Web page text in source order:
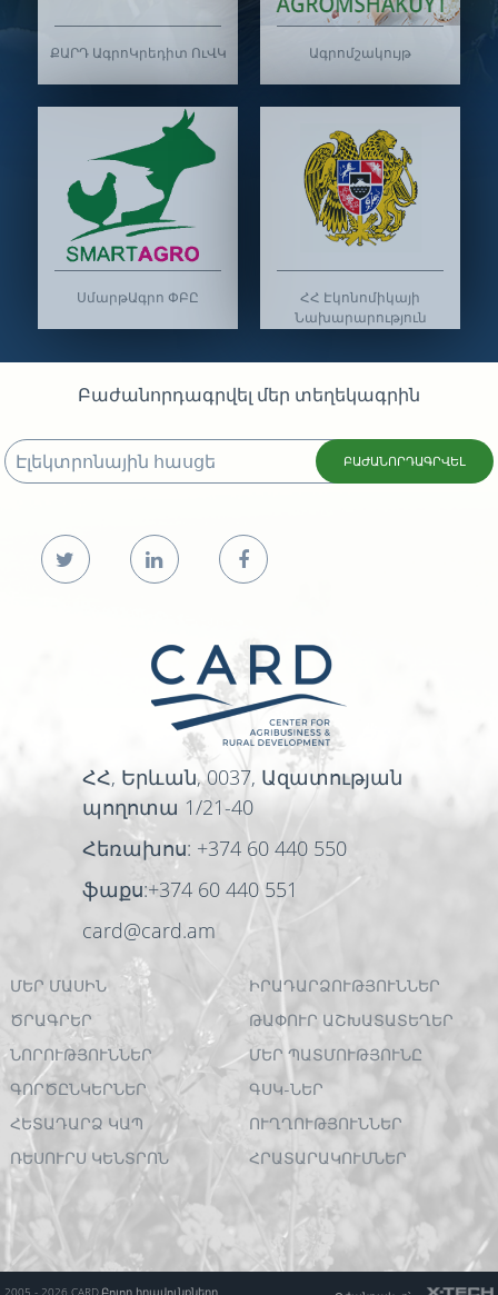
ՔԱՐԴ ԱգրոԿրեդիտ ՈւՎԿ Ագրոմշակույթ
ՍմարթԱգրո ՓԲԸ
ՀՀ Էկոնոմիկայի
Նախարարություն
Բաժանորդագրվել մեր տեղեկագրին
ԲԱԺԱՆՈՐԴԱԳՐՎԵԼ
ՀՀ, Երևան, 0037, Ազատության
պողոտա 1/21-40
Հեռախոս: +374 60 440 550
ֆաքս:+374 60 440 551
card@card.am
ՄԵՐ ՄԱՍԻՆ
ԻՐԱԴԱՐՁՈՒԹՅՈՒՆՆԵՐ
ԾՐԱԳՐԵՐ
ԹԱՓՈՒՐ ԱՇԽԱՏԱՏԵՂԵՐ
ՆՈՐՈՒԹՅՈՒՆՆԵՐ
ՄԵՐ ՊԱՏՄՈՒԹՅՈՒՆԸ
ԳՈՐԾԸՆԿԵՐՆԵՐ
ԳՍԿ-ՆԵՐ
ՀԵՏԱԴԱՐՁ ԿԱՊ
ՈՒՂՂՈՒԹՅՈՒՆՆԵՐ
ՌԵՍՈՒՐՍ ԿԵՆՏՐՈՆ
ՀՐԱՏԱՐԱԿՈՒՄՆԵՐ